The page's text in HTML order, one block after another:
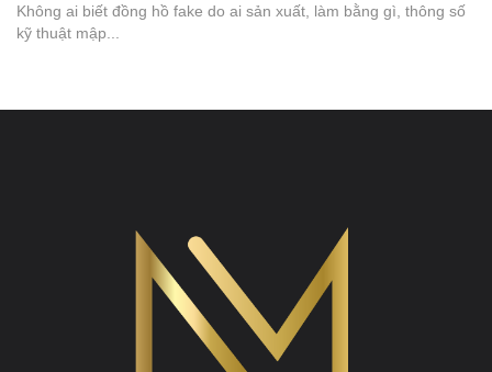
Không ai biết đồng hồ fake do ai sản xuất, làm bằng gì, thông số
kỹ thuật mập...